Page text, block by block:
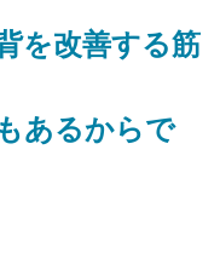
を改善する筋
あるからで